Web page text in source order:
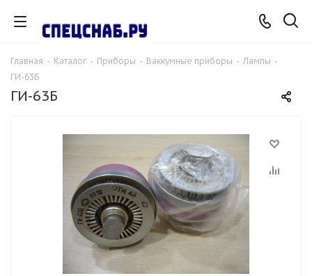
Главная - Каталог - Приборы - Ваккумные приборы - Лампы -
ГИ-63Б
ГИ-63Б